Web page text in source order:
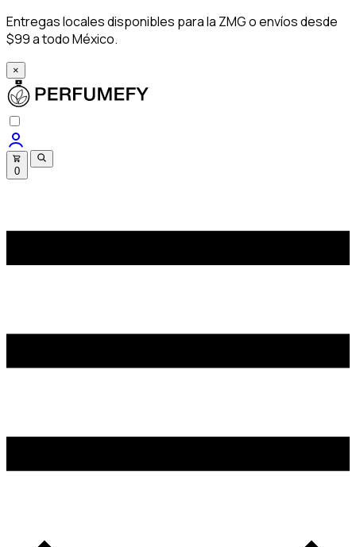
Entregas locales disponibles para la ZMG o envíos desde
$99 a todo México.
×
0